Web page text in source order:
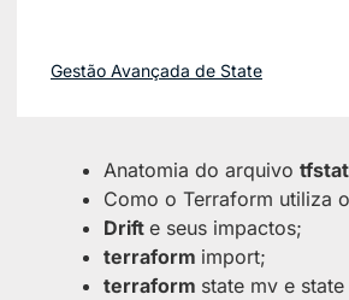
Gestão Avançada de State
Anatomia do arquivo
Como o Terraform utiliza
Drift e seus impactos;
terraform import;
terraform state mv e state